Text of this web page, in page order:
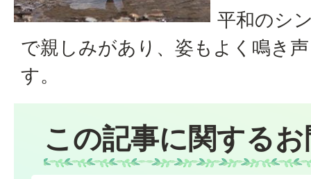
平和のシ
で親しみがあり、姿もよく鳴き
す。
この記事に関する